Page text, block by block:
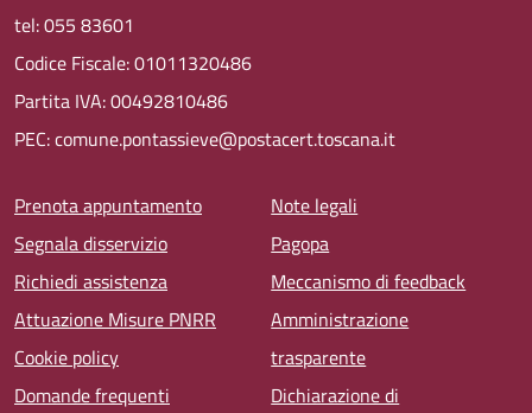
tel: 055 83601
Codice Fiscale: 01011320486
Partita IVA: 00492810486
PEC: comune.pontassieve@postacert.toscana.it
Menu piè di pagina
Prenota appuntamento
Segnala disservizio
Richiedi assistenza
Attuazione Misure PNRR
Cookie policy
Domande frequenti
Note legali
Pagopa
Meccanismo di feedback
Amministrazione
trasparente
Dichiarazione di